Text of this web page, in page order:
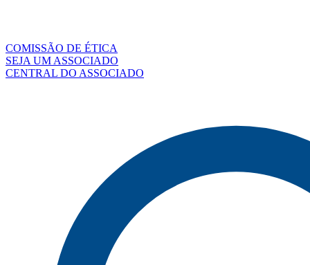
COMISSÃO DE ÉTICA
SEJA UM ASSOCIADO
CENTRAL DO ASSOCIADO